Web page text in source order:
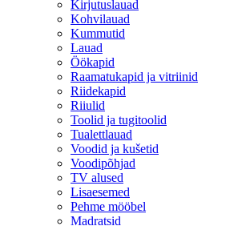
Kirjutuslauad
Kohvilauad
Kummutid
Lauad
Öökapid
Raamatukapid ja vitriinid
Riidekapid
Riiulid
Toolid ja tugitoolid
Tualettlauad
Voodid ja kušetid
Voodipõhjad
TV alused
Lisaesemed
Pehme mööbel
Madratsid